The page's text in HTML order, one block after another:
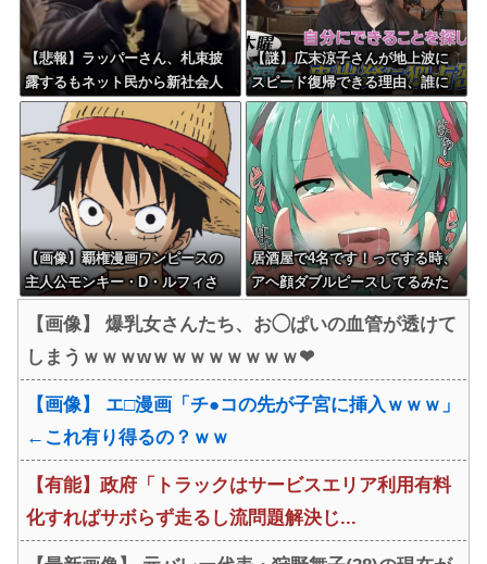
【悲報】ラッパーさん、札束披
露するもネット民から新社会人
の初ボーナスくらいしかないと
笑われる
【謎】広末涼子さんが地上波に
スピード復帰できる理由、誰に
も分からない・・・
【画像】覇権漫画ワンピースの
主人公モンキー・D・ルフィさ
る・・・
居酒屋で4名です！ってする時、
アヘ顔ダブルピースしてるみた
【画像】 爆乳女さんたち、お◯ぱいの血管が透けて
しまうｗｗｗwｗｗｗｗｗｗｗｗ❤
【画像】 エ□漫画「チ●コの先が子宮に挿入ｗｗｗ」
←これ有り得るの？ｗｗ
【有能】政府「トラックはサービスエリア利用有料
化すればサボらず走るし流問題解決じ...